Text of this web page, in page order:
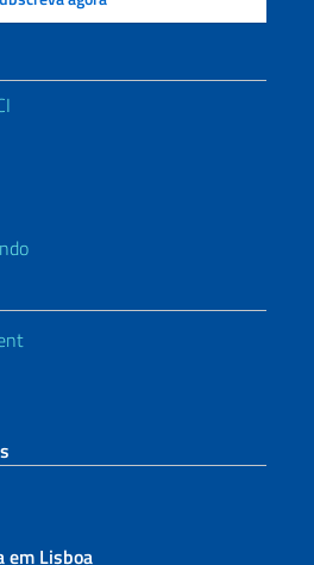
em Lisboa